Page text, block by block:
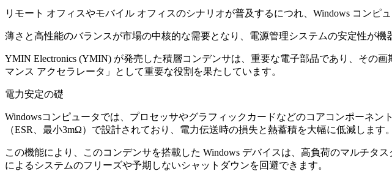
リモート オフィスやモバイル オフィスのシナリオが普及するにつれ、Windows コンピ
薄さと高性能のバランスが市場の中核的な需要となり、電源管理システムの安定性が機
YMIN Electronics (YMIN) が発売した積層コンデンサは、重要な電子部品であり、その
マンス アクセラレータ」として重要な役割を果たしています。
電力安定の礎
Windowsコンピュータでは、プロセッサやグラフィックカードなどのコアコンポーネ
（ESR、最小3mΩ）で設計されており、電力伝送時の損失と熱蓄積を大幅に低減します。
この機能により、このコンデンサを搭載した Windows デバイスは、高負荷のマルチタ
によるシステムのフリーズや予期しないシャットダウンを回避できます。